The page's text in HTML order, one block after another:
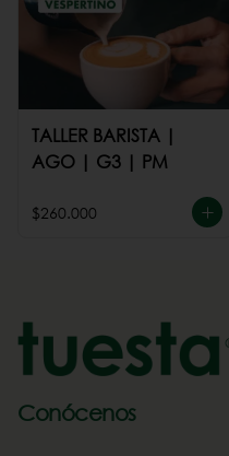
TALLER BARISTA |
AGO | G3 | PM
$260.000
Conócenos